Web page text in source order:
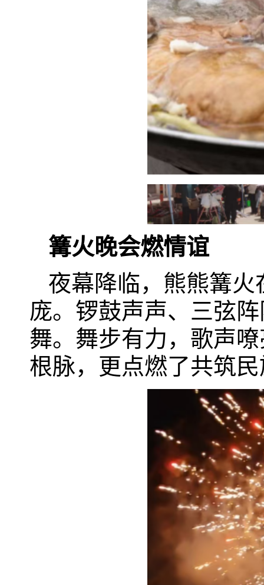
篝火晚会燃情谊
夜幕降临，熊熊篝
庞。锣鼓声声、三弦
舞。舞步有力，歌声
根脉，更点燃了共筑